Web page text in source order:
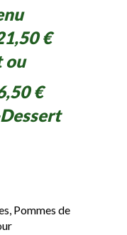
€
ou
€
Pommes de